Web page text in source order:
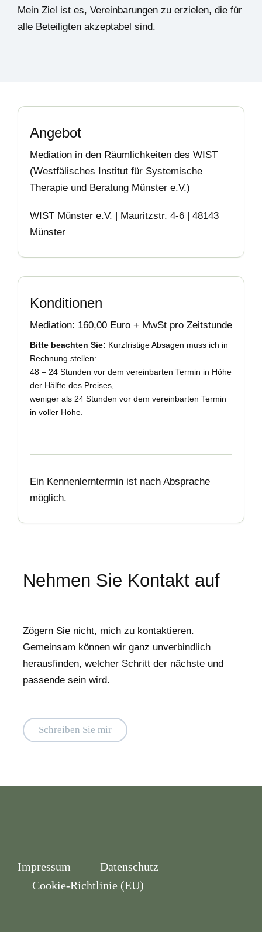
Mein Ziel ist es, Vereinbarungen zu erzielen, die für
alle Beteiligten akzeptabel sind.
Angebot
Mediation in den Räumlichkeiten des WIST
(Westfälisches Institut für Systemische
Therapie und Beratung Münster e.V.)
WIST Münster e.V. | Mauritzstr. 4-6 | 48143
Münster
Konditionen
Mediation: 160,00 Euro + MwSt pro Zeitstunde
Bitte beachten Sie: Kurzfristige Absagen muss ich in
Rechnung stellen:
48 – 24 Stunden vor dem vereinbarten Termin in Höhe
der Hälfte des Preises,
weniger als 24 Stunden vor dem vereinbarten Termin
in voller Höhe.
Ein Kennenlerntermin ist nach Absprache
möglich.
Nehmen Sie Kontakt auf
Zögern Sie nicht, mich zu kontaktieren.
Gemeinsam können wir ganz unverbindlich
herausfinden, welcher Schritt der nächste und
passende sein wird.
Schreiben Sie mir
Impressum
Datenschutz
Cookie-Richtlinie (EU)